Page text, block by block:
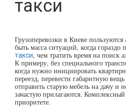
такси
Грузоперевозки в Киеве
быть масса ситуаций, когда гораздо
такси, чем тратить время на поиск
К примеру, без специального
когда нужно инициировать
переезд, перевести габаритную
отправить старую мебель на дачу и
зачастую прилагаются.
приоритете.